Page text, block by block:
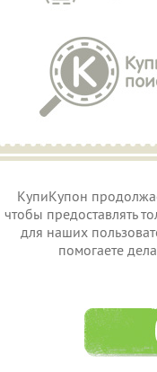
КупиКупон
чтобы предоставлять
для наших
помогаете